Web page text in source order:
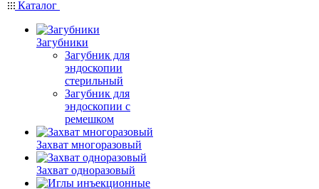
Каталог
Загубники
Загубник для
эндоскопии
стерильный
Загубник для
эндоскопии с
ремешком
Захват многоразовый
Захват одноразовый